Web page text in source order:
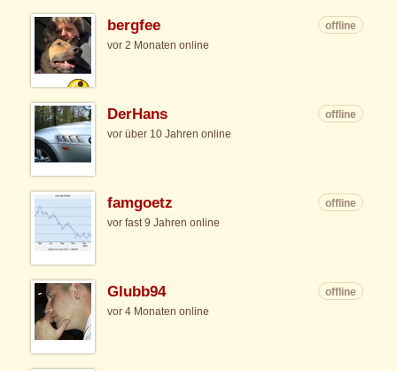
bergfee
offline
vor 2 Monaten online
DerHans
offline
vor über 10 Jahren online
famgoetz
offline
vor fast 9 Jahren online
Glubb94
offline
vor 4 Monaten online